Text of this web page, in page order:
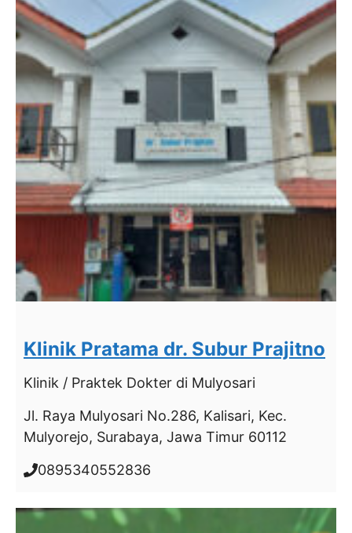
Klinik Pratama dr. Subur Prajitno
Klinik / Praktek Dokter di Mulyosari
Jl. Raya Mulyosari No.286, Kalisari, Kec.
Mulyorejo, Surabaya, Jawa Timur 60112
0895340552836